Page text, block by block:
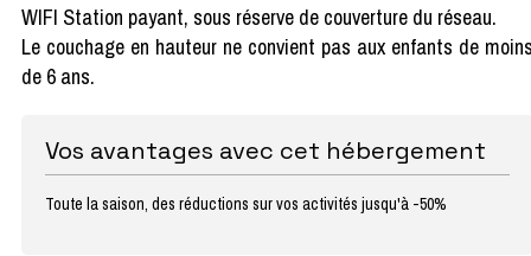
WIFI Station payant, sous réserve de couverture du réseau.
Le couchage en hauteur ne convient pas aux enfants de
de 6 ans.
Vos avantages avec cet hébergement
Toute la saison, des réductions sur vos activités jusqu'à -50%